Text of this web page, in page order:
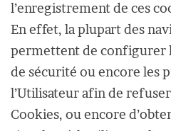
l’enregistrement de ces
En effet, la plupart des
permettent de configurer
de sécurité ou encore les
l’Utilisateur afin de
Cookies, ou encore